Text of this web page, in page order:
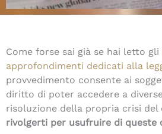
Come forse sai già se hai letto gli
approfondimenti dedicati alla
provvedimento consente ai
diritto di poter accedere a
risoluzione della propria crisi del
rivolgerti per usufruire di queste